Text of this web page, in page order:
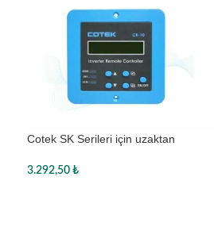
Cotek SK Serileri için uzaktan
3.292,50 ₺